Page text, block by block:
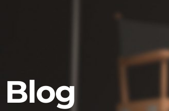
Blog